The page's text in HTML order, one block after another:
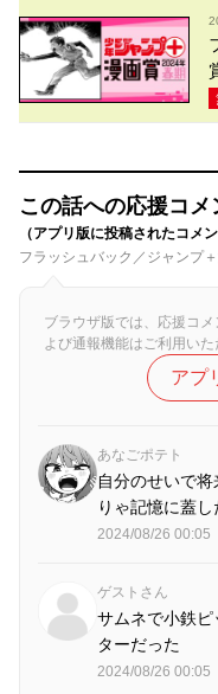
この話への応援コメ
（アプリ版に投稿されたコメ
フラッシュバック／ジャンプ
ブラウザ版では、応援コ
よび通報機能はご利用いた
アプ
あなごポテト
自分のせいで
りゃ記憶に蓋
2024/08/26 00:05
ゲストさん
サムネで小鉄
ターだった
2024/08/26 00:05